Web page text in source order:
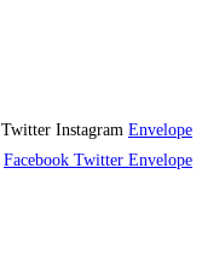
Twitter Instagram Envelope
Facebook Twitter Envelope